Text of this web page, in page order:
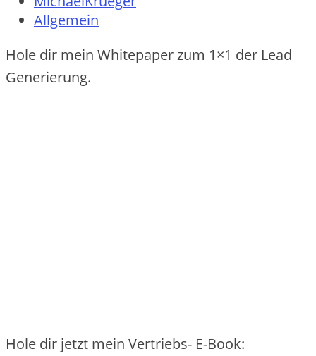
Allgemein
Hole dir mein Whitepaper zum 1×1 der Lead
Generierung.
Hole dir jetzt mein Vertriebs- E-Book: